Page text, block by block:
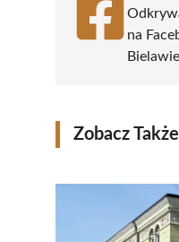
na
Zobacz Także